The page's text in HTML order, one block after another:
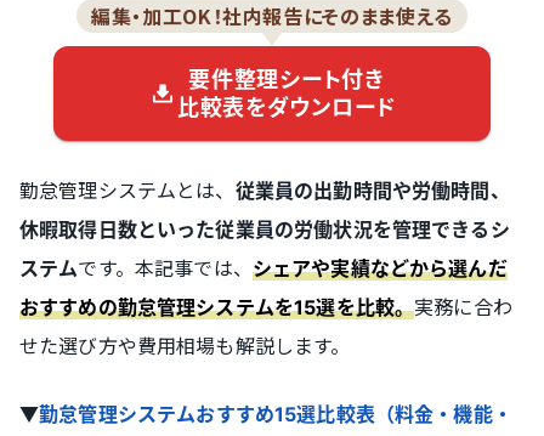
編集・加工OK！社内報告にそのまま使える
要件整理シート付き
比較表をダウンロード
勤怠管理システムとは、 従業員の出勤時間や労働時間、
休暇取得日数といった従業員の労働状況を管理できるシ
ステムです。本記事では、 シェアや実績などから選んだ
おすすめの勤怠管理システムを15選を比較。実務に合わ
せた選び方や費用相場も解説します。
▼勤怠管理システムおすすめ15選比較表（料金・機能・